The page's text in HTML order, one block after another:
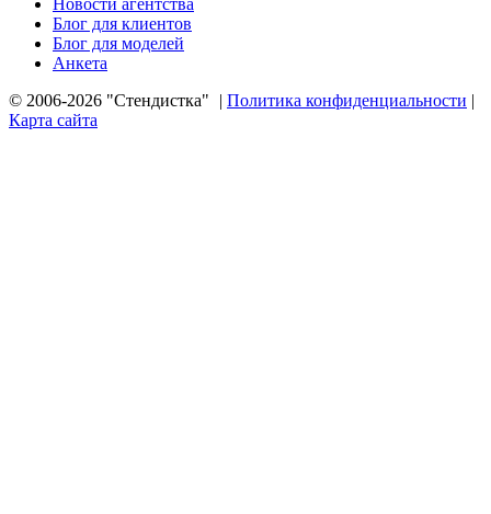
Новости агентства
Блог для клиентов
Блог для моделей
Анкета
© 2006-2026 "Стендистка"
| Политика конфиденциальности |
Карта сайта